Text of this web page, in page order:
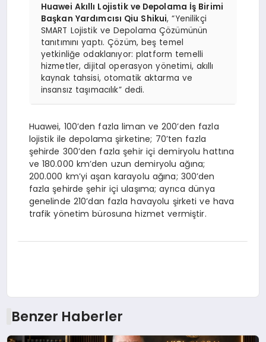
Huawei Akıllı Lojistik ve Depolama İş Birimi
Başkan Yardımcısı Qiu Shikui, “Yenilikçi
SMART Lojistik ve Depolama Çözümünün
tanıtımını yaptı. Çözüm, beş temel
yetkinliğe odaklanıyor: platform temelli
hizmetler, dijital operasyon yönetimi, akıllı
kaynak tahsisi, otomatik aktarma ve
insansız taşımacılık” dedi.
Huawei, 100’den fazla liman ve 200’den fazla
lojistik ile depolama şirketine; 70’ten fazla
şehirde 300’den fazla şehir içi demiryolu hattına
ve 180.000 km’den uzun demiryolu ağına;
200.000 km’yi aşan karayolu ağına; 300’den
fazla şehirde şehir içi ulaşıma; ayrıca dünya
genelinde 210’dan fazla havayolu şirketi ve hava
trafik yönetim bürosuna hizmet vermiştir.
Benzer Haberler